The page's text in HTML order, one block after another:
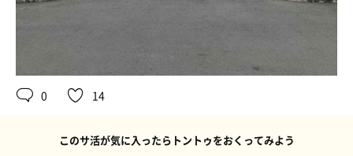
0 14
このサ活が気に入ったらトントゥをおくってみよう